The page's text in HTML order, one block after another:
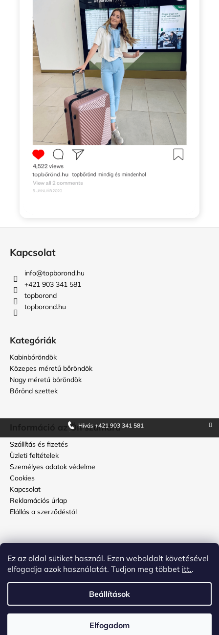
Ez az oldal sütiket használ. Ezen weboldalt követésével
elfogadja azok használatát. Tudjon meg többet itt..
Beállítások
Elfogadom
Hívás +421 903 341 581
Kapcsolat
info@topborond.hu
+421 903 341 581
topborond
topborond.hu
Kategóriák
Kabinbőröndök
Közepes méretű bőröndök
Nagy méretű bőröndök
Bőrönd szettek
Információ az Ön számára
Szállítás és fizetés
Üzleti feltételek
Személyes adatok védelme
Cookies
Kapcsolat
Reklamációs űrlap
Elállás a szerződéstől
Hogyan kell ápolni a topbőröndöt?
Hogyan állítsuk be a kódot a bőrönd számzárján?
topbőrönd.hu. Minden jog fenntartva.